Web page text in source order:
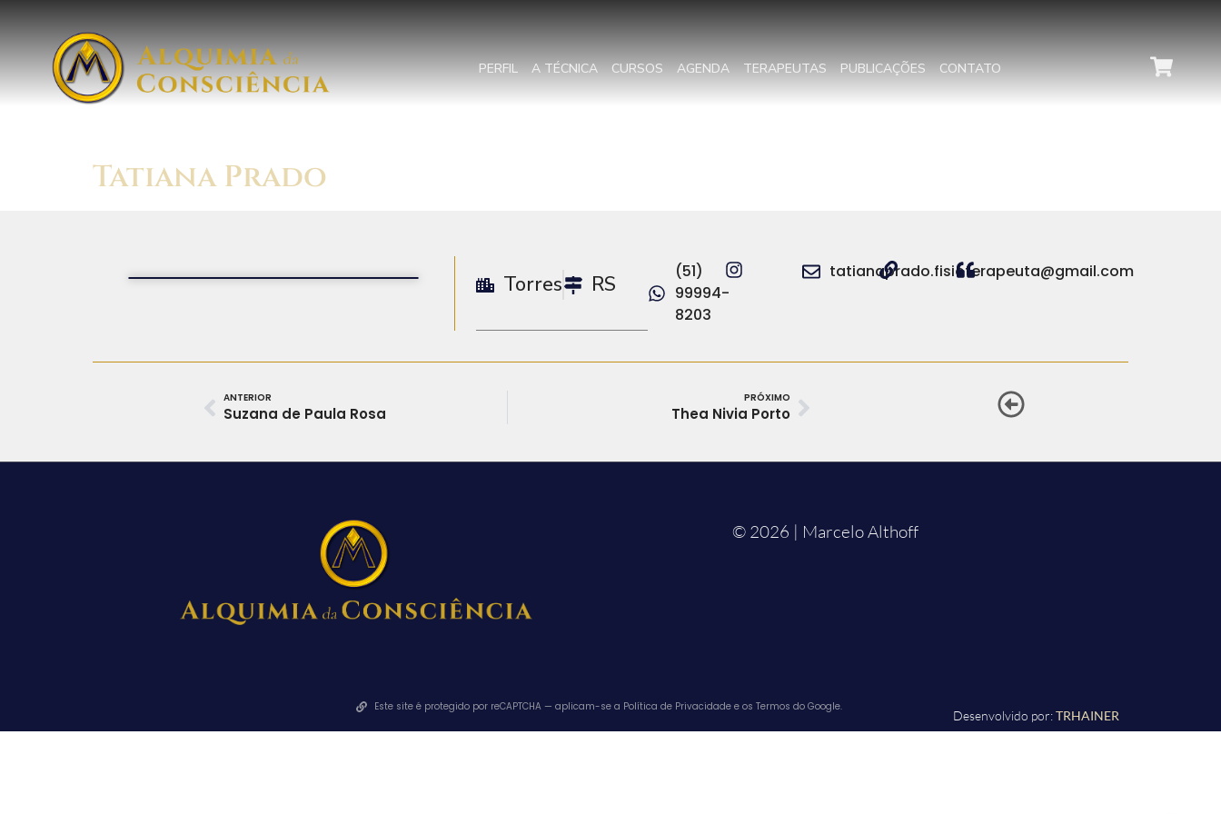
PERFIL A TÉCNICA CURSOS AGENDA TERAPEUTAS PUBLICAÇÕES CONTATO
Tatiana Prado
Torres RS
(51)
99994-
8203
tatianaprado.fisioterapeuta@gmail.com
ANTERIOR
Suzana de Paula Rosa
PRÓXIMO
Thea Nivia Porto
© 2026 | Marcelo Althoff
Este site é protegido por reCAPTCHA — aplicam-se a Política de Privacidade e os Termos do Google.
Desenvolvido por:TRHAINER